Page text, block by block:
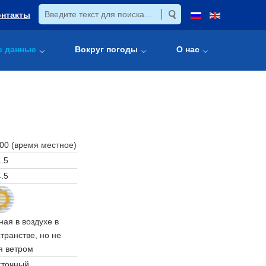
данные Вокруг погоды О нас
(время местное)
в воздухе в
но не
ветром